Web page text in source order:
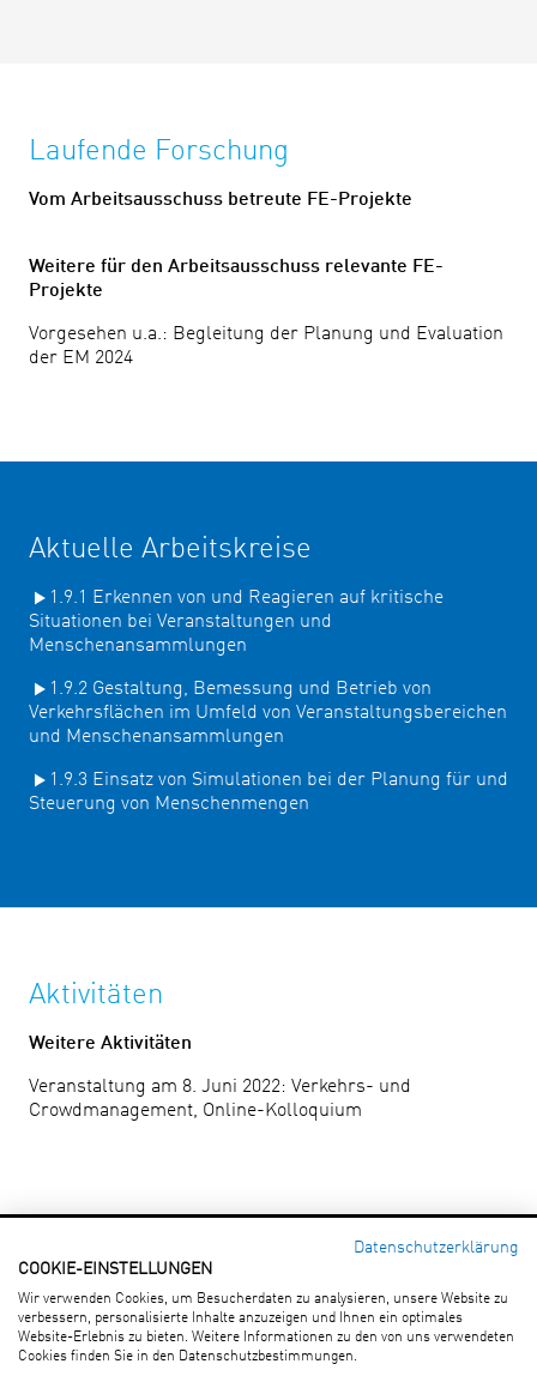
Laufende Forschung
Vom Arbeitsausschuss betreute FE-Projekte
Weitere für den Arbeitsausschuss relevante FE-
Projekte
Vorgesehen u.a.: Begleitung der Planung und Evaluation
der EM 2024
Aktuelle Arbeitskreise
1.9.1 Erkennen von und Reagieren auf kritische
Situationen bei Veranstaltungen und
Menschenansammlungen
1.9.2 Gestaltung, Bemessung und Betrieb von
Verkehrsflächen im Umfeld von Veranstaltungsbereichen
und Menschenansammlungen
1.9.3 Einsatz von Simulationen bei der Planung für und
Steuerung von Menschenmengen
Aktivitäten
Weitere Aktivitäten
Veranstaltung am 8. Juni 2022: Verkehrs- und
Crowdmanagement, Online-Kolloquium
Straßen- und Verkehrswesen e. V.
An Lyskirchen 14 · 50676 Köln
Tel.: (0221) 93 58 3-0 · Fax: (0221) 93 58 373
Datenschutzerklärung
COOKIE-EINSTELLUNGEN
Wir verwenden Cookies, um Besucherdaten zu analysieren, unsere Website zu
verbessern, personalisierte Inhalte anzuzeigen und Ihnen ein optimales
Website-Erlebnis zu bieten. Weitere Informationen zu den von uns verwendeten
Cookies finden Sie in den Datenschutzbestimmungen.